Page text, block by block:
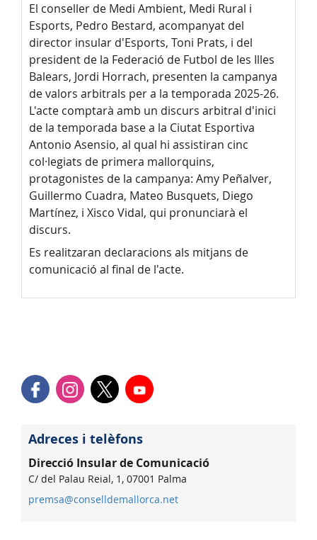
El conseller de Medi Ambient, Medi Rural i
Esports, Pedro Bestard, acompanyat del
director insular d'Esports, Toni Prats, i del
president de la Federació de Futbol de les Illes
Balears, Jordi Horrach, presenten la campanya
de valors arbitrals per a la temporada 2025-26.
L'acte comptarà amb un discurs arbitral d'inici
de la temporada base a la Ciutat Esportiva
Antonio Asensio, al qual hi assistiran cinc
col·legiats de primera mallorquins,
protagonistes de la campanya: Amy Peñalver,
Guillermo Cuadra, Mateo Busquets, Diego
Martínez, i Xisco Vidal, qui pronunciarà el
discurs.
Es realitzaran declaracions als mitjans de
comunicació al final de l'acte.
Adreces i telèfons
Direcció Insular de Comunicació
C/ del Palau Reial, 1, 07001 Palma
premsa@conselldemallorca.net